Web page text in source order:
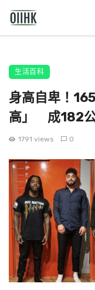
生活百科
身高自卑！
高」 成182公
1791 views 0